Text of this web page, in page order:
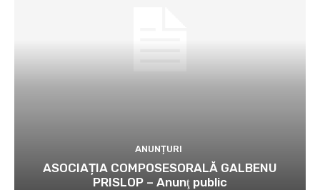
ANUNȚURI
ASOCIAȚIA COMPOSESORALĂ GALBENU
PRISLOP – Anunţ public